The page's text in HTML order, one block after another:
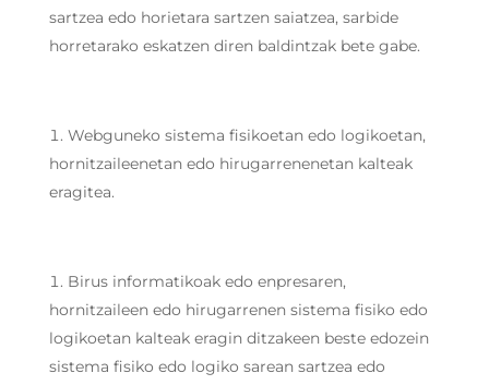
sartzea edo horietara sartzen saiatzea, sarbide
horretarako eskatzen diren baldintzak bete gabe.
Webguneko sistema fisikoetan edo logikoetan,
hornitzaileenetan edo hirugarrenenetan kalteak
eragitea.
Birus informatikoak edo enpresaren,
hornitzaileen edo hirugarrenen sistema fisiko edo
logikoetan kalteak eragin ditzakeen beste edozein
sistema fisiko edo logiko sarean sartzea edo